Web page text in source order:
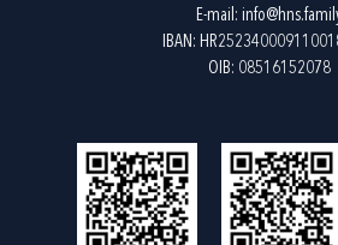
E-mail:
IBAN:
OIB: 08516152078